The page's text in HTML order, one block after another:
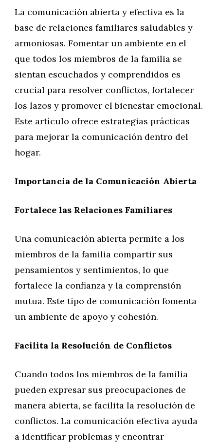
La comunicación abierta y efectiva es la
base de relaciones familiares saludables y
armoniosas. Fomentar un ambiente en el
que todos los miembros de la familia se
sientan escuchados y comprendidos es
crucial para resolver conflictos, fortalecer
los lazos y promover el bienestar emocional.
Este artículo ofrece estrategias prácticas
para mejorar la comunicación dentro del
hogar.
Importancia de la Comunicación Abierta
Fortalece las Relaciones Familiares
Una comunicación abierta permite a los
miembros de la familia compartir sus
pensamientos y sentimientos, lo que
fortalece la confianza y la comprensión
mutua. Este tipo de comunicación fomenta
un ambiente de apoyo y cohesión.
Facilita la Resolución de Conflictos
Cuando todos los miembros de la familia
pueden expresar sus preocupaciones de
manera abierta, se facilita la resolución de
conflictos. La comunicación efectiva ayuda
a identificar problemas y encontrar